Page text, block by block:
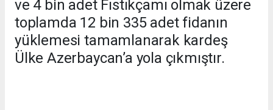
ve 4 bin adet Fıstıkçamı olmak üzere
toplamda 12 bin 335 adet fidanın
yüklemesi tamamlanarak kardeş
Ülke Azerbaycan’a yola çıkmıştır.